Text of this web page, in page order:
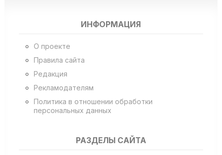
ИНФОРМАЦИЯ
О проекте
Правила сайта
Редакция
Рекламодателям
Политика в отношении обработки
персональных данных
РАЗДЕЛЫ САЙТА